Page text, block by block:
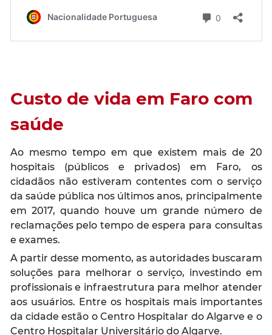
Custo de vida em Faro com
saúde
Ao mesmo tempo em que existem mais de 20
hospitais (públicos e privados) em Faro, os
cidadãos não estiveram contentes com o serviço
da saúde pública nos últimos anos, principalmente
em 2017, quando houve um grande número de
reclamações pelo tempo de espera para consultas
e exames.
A partir desse momento, as autoridades buscaram
soluções para melhorar o serviço, investindo em
profissionais e infraestrutura para melhor atender
aos usuários. Entre os hospitais mais importantes
da cidade estão o Centro Hospitalar do Algarve e o
Centro Hospitalar Universitário do Algarve.